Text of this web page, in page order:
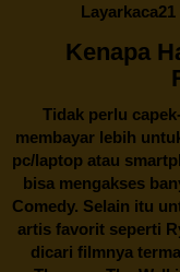
Kenapa
Tidak perlu
membayar lebih
pc/laptop atau
bisa mengakses
Comedy. Selain itu
artis favorit seperti
dicari filmnya